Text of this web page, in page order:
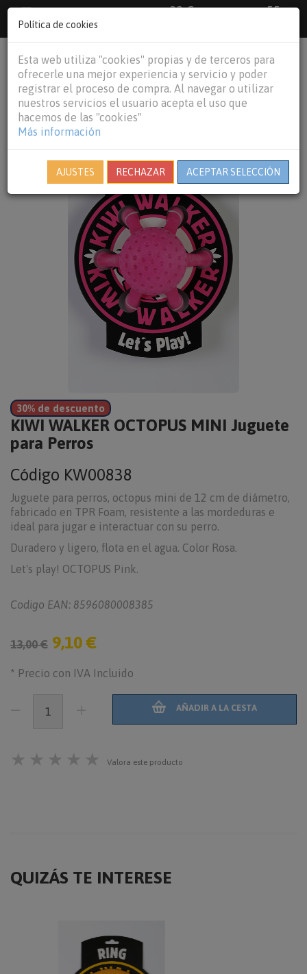
33 €
55
€Baleares y
person shopping_cart
30% de descuento
KIWI WALKER OCTOPUS MINI Juguete
para Perros
Código KW00838
Juguete para perros, octopus mini de 12 cm de diámetro,
fabricado en TPR Foam, resistente a las mordeduras e
ideal para jugar e interactuar con su perro.
Duradero y ligero, flota en el agua. Color Rosa.
Let's play! OCTOPUS Pink.
Codigo EAN: 8596080008385
13,00 € 9,10 €
* Precio con IVA Incluido
AÑADIR A LA CESTA
★ ★ ★ ★ ★ Valora este producto
QUIZÁS TE INTERESE
Política de cookies
Esta web utiliza "cookies" propias y de terceros para
ofrecerle una mejor experiencia y servicio y poder
registrar el proceso de compra. Al navegar o utilizar
nuestros servicios el usuario acepta el uso que
hacemos de las "cookies"
Más información
AJUSTES RECHAZAR ACEPTAR SELECCIÓN